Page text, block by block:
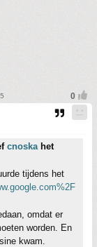
cnoskahet
tijdens het
omdat er
worden. En
kwam.